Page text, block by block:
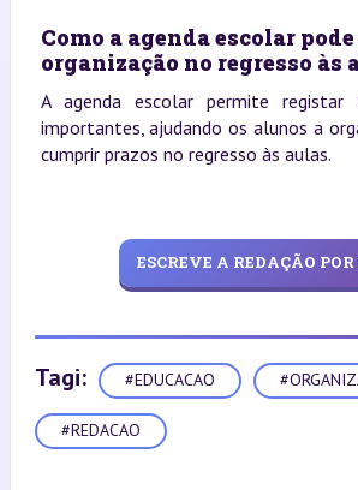
Como a agenda escolar
organização no regresso às
A agenda escolar permite
importantes, ajudando os alunos a
cumprir prazos no regresso às aulas.
ESCREVE A REDAÇÃO
Tagi: #EDUCACAO
#REDACAO